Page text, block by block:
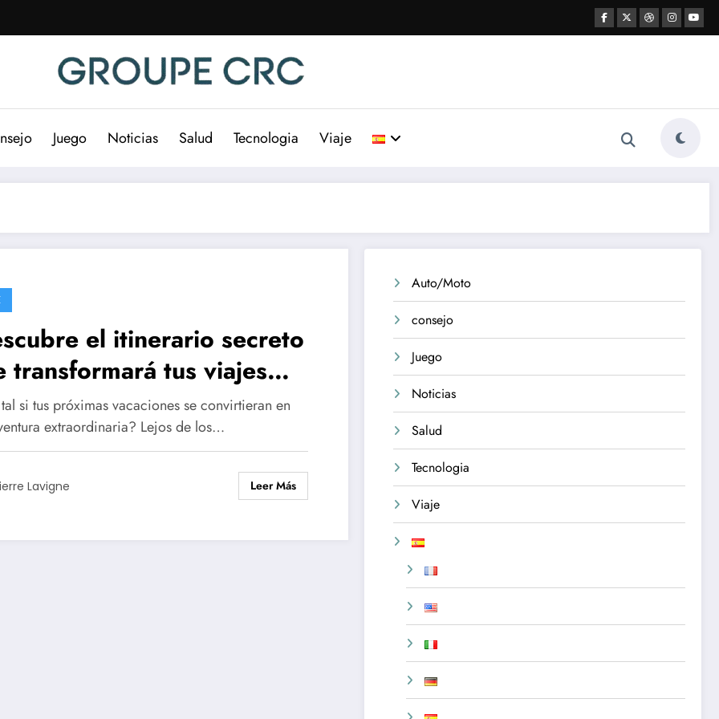
Juego Noticias Salud Tecnologia Viaje
el itinerario secreto
transformará tus viajes
siempre!
si tus próximas vacaciones se convirtieran en
extraordinaria? Lejos de los…
Lavigne Leer Más
Auto/Moto
consejo
Juego
Noticias
Salud
Tecnologia
Viaje